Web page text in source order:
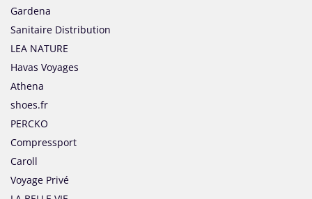
Gardena
Sanitaire Distribution
LEA NATURE
Havas Voyages
Athena
shoes.fr
PERCKO
Compressport
Caroll
Voyage Privé